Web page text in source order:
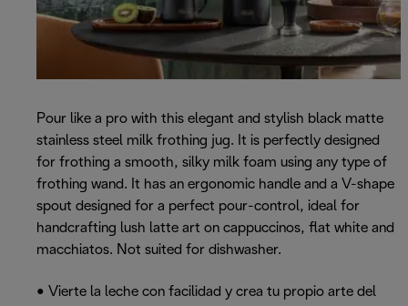
Pour like a pro with this elegant and stylish black matte
stainless steel milk frothing jug. It is perfectly designed
for frothing a smooth, silky milk foam using any type of
frothing wand. It has an ergonomic handle and a V-shape
spout designed for a perfect pour-control, ideal for
handcrafting lush latte art on cappuccinos, flat white and
macchiatos. Not suited for dishwasher.
• Vierte la leche con facilidad y crea tu propio arte del